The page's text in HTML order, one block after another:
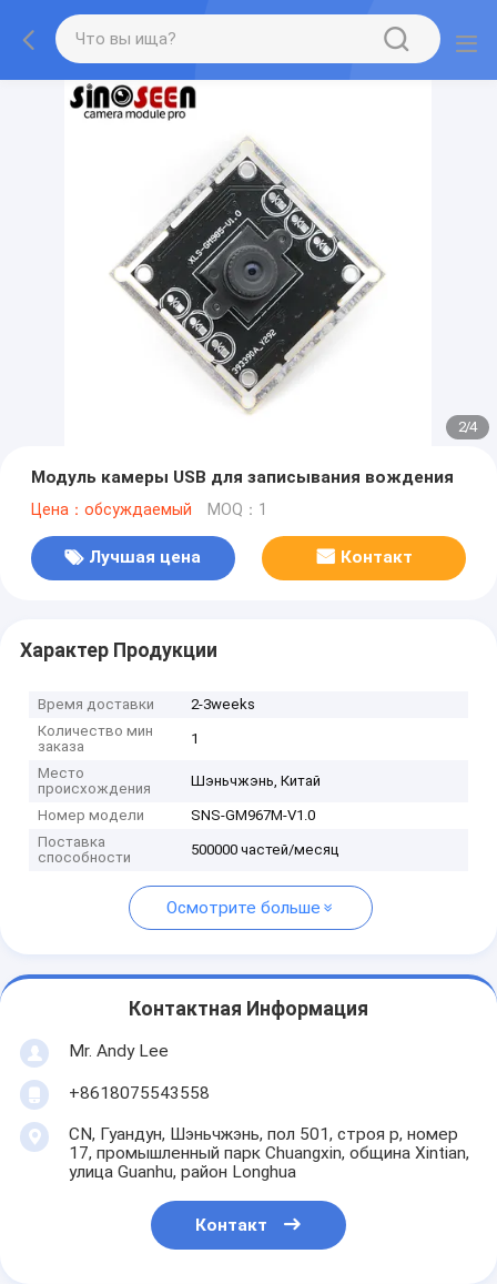
2/4
Модуль камеры USB для записывания вождения
Цена：обсуждаемый MOQ：1
Лучшая цена Контакт
Характер Продукции
Время доставки
2-3weeks
Количество мин
заказа
1
Место
происхождения
Шэньчжэнь, Китай
Номер модели
SNS-GM967M-V1.0
Поставка
способности
500000 частей/месяц
Осмотрите больше
Контактная Информация
Mr. Andy Lee
+8618075543558
CN, Гуандун, Шэньчжэнь, пол 501, строя p, номер
17, промышленный парк Chuangxin, община Xintian,
улица Guanhu, район Longhua
Контакт